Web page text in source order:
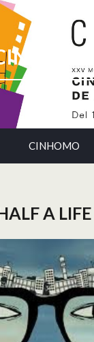
CINHOMO
A LIFE